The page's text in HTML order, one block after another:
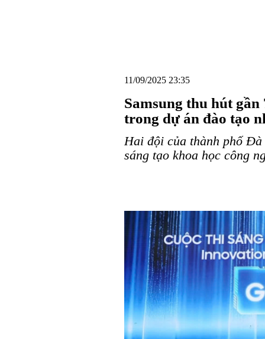
11/09/2025 23:35
Samsung thu hút gần
trong dự án đào tạo
Hai đội của thành phố
sáng tạo khoa học công